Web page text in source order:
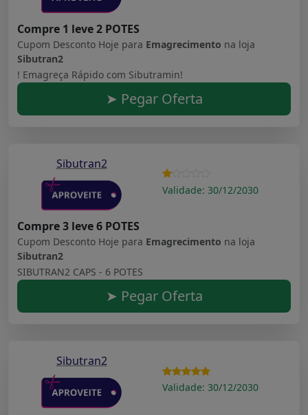
Compre 1 leve 2 POTES
Cupom Desconto Hoje para Emagrecimento na loja
Sibutran2
! Emagreça Rápido com Sibutramin!
➤ Pegar Oferta
Sibutran2
Validade: 30/12/2030
Compre 3 leve 6 POTES
Cupom Desconto Hoje para Emagrecimento na loja
Sibutran2
SIBUTRAN2 CAPS - 6 POTES
➤ Pegar Oferta
Sibutran2
Validade: 30/12/2030